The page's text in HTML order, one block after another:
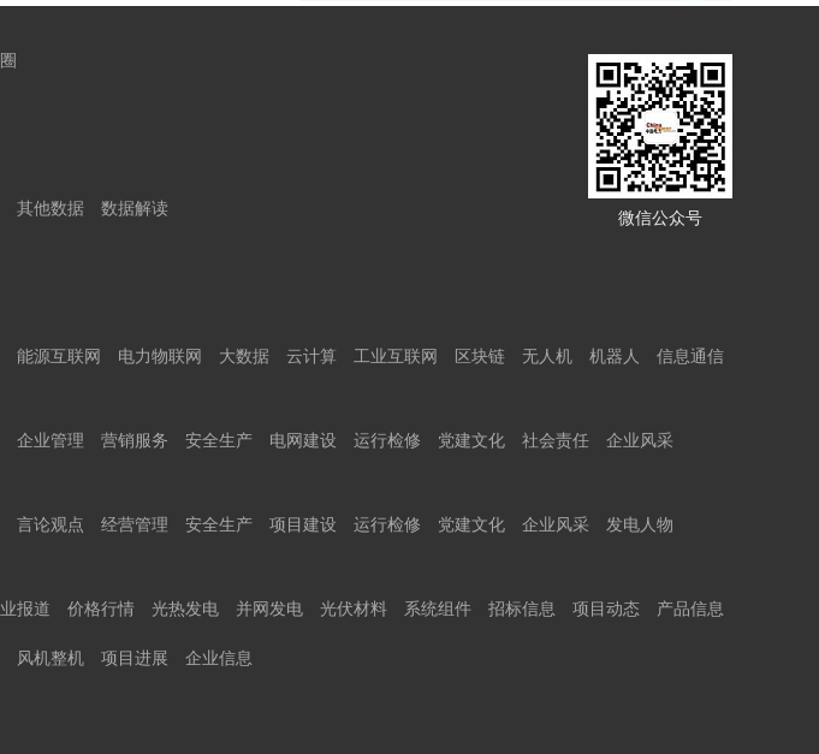
微信公众号
其他数据 数据解读
能源互联网 电力物联网 大数据 云计算 工业互联网 区块链 无人机 机器人
信息通信
企业管理 营销服务 安全生产 电网建设 运行检修 党建文化 社会责任
企业风采
言论观点 经营管理 安全生产 项目建设 运行检修 党建文化 企业风采
发电人物
报道 价格行情 光热发电 并网发电 光伏材料 系统组件 招标信息 项目动态 产品信息
风机整机 项目进展 企业信息